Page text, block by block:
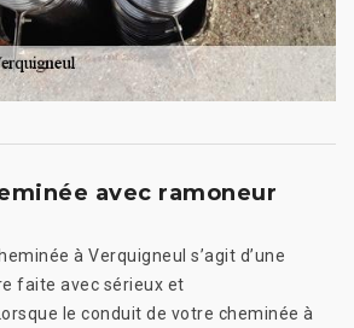
avec ramoneur
à Verquigneul s’agit d’une
faite avec sérieux et
le conduit de votre cheminée à